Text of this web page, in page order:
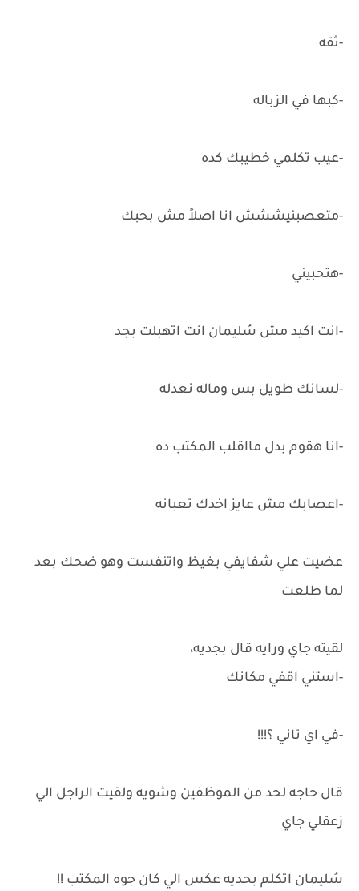
-ثقه
-كبها في الزباله
-عيب تكلمي خطيبك كده
-متعصبنيششش انا اصلاً مش بحبك
-هتحبيني
-انت اكيد مش سُليمان انت اتهبلت بجد
-لسانك طويل بس وماله نعدله
-انا هقوم بدل مااقلب المكتب ده
-اعصابك مش عايز اخدك تعبانه
عضيت علي شفايفي بغيظ واتنفست وهو ضحك بعد
لما طلعت
لقيته جاي ورايه قال بجديه،
-استني اقفي مكانك
-في اي تاني ؟!!!
قال حاجه لحد من الموظفين وشويه ولقيت الراجل الي
زعقلي جاي
سُليمان اتكلم بحديه عكس الي كان جوه المكتب !!